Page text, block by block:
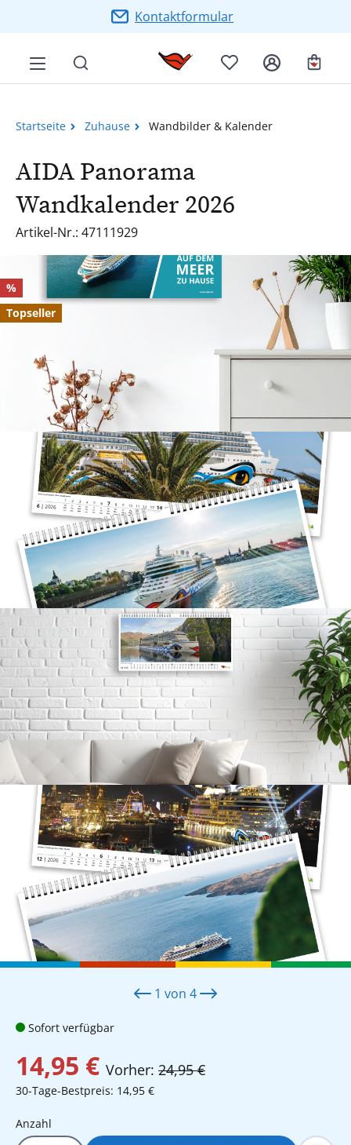
Zum Hauptinhalt springenKontaktformular
Startseite Zuhause Wandbilder & Kalender
AIDA Panorama
Wandkalender 2026
Artikel-Nr.: 47111929
Rabatt
%
Topseller
Bildergalerie überspringen
1 von 4
Sofort verfügbar
14,95 € Vorher: 24,95 €
30-Tage-Bestpreis: 14,95 €
Produkt Anzahl: Gib den
Anzahl